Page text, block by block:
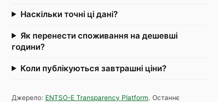
Наскільки точні ці дані?
Як перенести споживання на дешевші
години?
Коли публікуються завтрашні ціни?
Джерело: ENTSO-E Transparency Platform. Останнє